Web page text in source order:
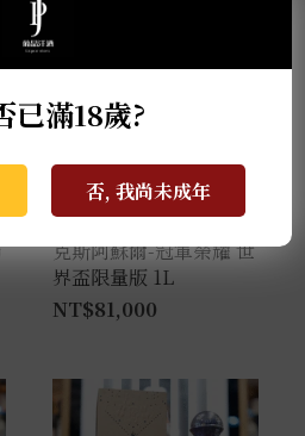
克斯阿蘇爾-冠軍榮耀 世
界盃限量版 1L
NT$81,000
已滿18歲?
否, 我尚未成年